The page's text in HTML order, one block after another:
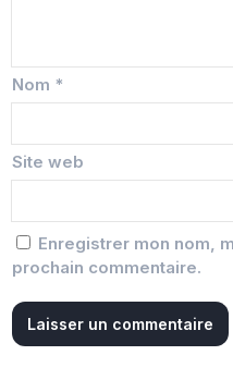
Nom *
Site web
Enregistrer mon nom,
prochain commentaire.